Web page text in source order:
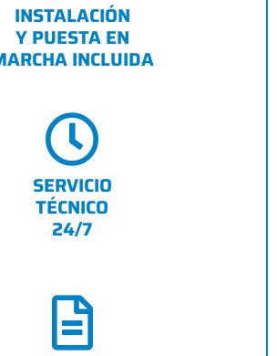
INSTALACIÓN
Y PUESTA EN
INCLUIDA
SERVICIO
TÉCNICO
24/7